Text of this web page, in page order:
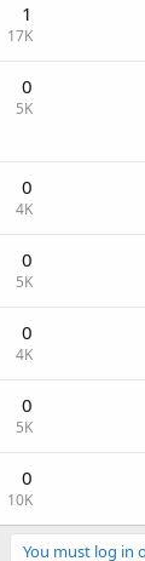
1
17K
0
5K
0
4K
0
5K
0
4K
0
5K
0
10K
You must log in